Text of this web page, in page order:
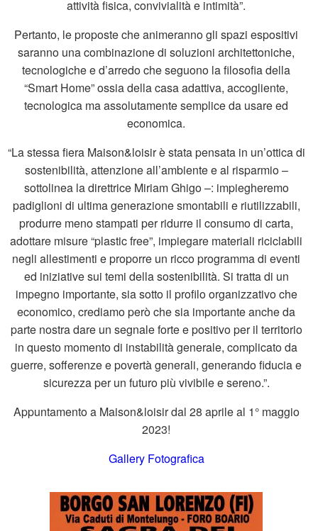
attività fisica, convivialità e intimità”.
Pertanto, le proposte che animeranno gli spazi espositivi
saranno una combinazione di soluzioni architettoniche,
tecnologiche e d’arredo che seguono la filosofia della
“Smart Home” ossia della casa adattiva, accogliente,
tecnologica ma assolutamente semplice da usare ed
economica.
“La stessa fiera Maison&loisir è stata pensata in un’ottica di
sostenibilità, attenzione all’ambiente e al risparmio –
sottolinea la direttrice Miriam Ghigo –: impiegheremo
padiglioni di ultima generazione smontabili e riutilizzabili,
produrre meno stampati per ridurre il consumo di carta,
adottare misure “plastic free”, impiegare materiali riciclabili
negli allestimenti e proporre un ricco programma di eventi
ed iniziative sui temi della sostenibilità. Si tratta di un
impegno importante, sia sotto il profilo organizzativo che
economico, crediamo però che sia importante anche da
parte nostra dare un segnale forte e positivo per il territorio
in questo momento di instabilità generale, complicato da
guerre, sofferenze e povertà generali, generando fiducia e
sicurezza per un futuro più vivibile e sereno.”.
Appuntamento a Maison&loisir dal 28 aprile al 1° maggio
2023!
Gallery Fotografica